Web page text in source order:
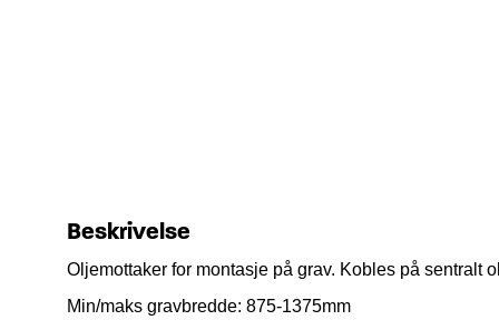
Beskrivelse
Oljemottaker for montasje på grav. Kobles på sentralt
Min/maks gravbredde: 875-1375mm